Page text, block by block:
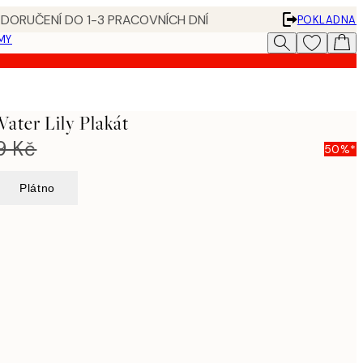
DO 1-3 PRACOVNÍCH DNÍ
POKLADNA
Lily Plakát
Kč 50%*
Plátno